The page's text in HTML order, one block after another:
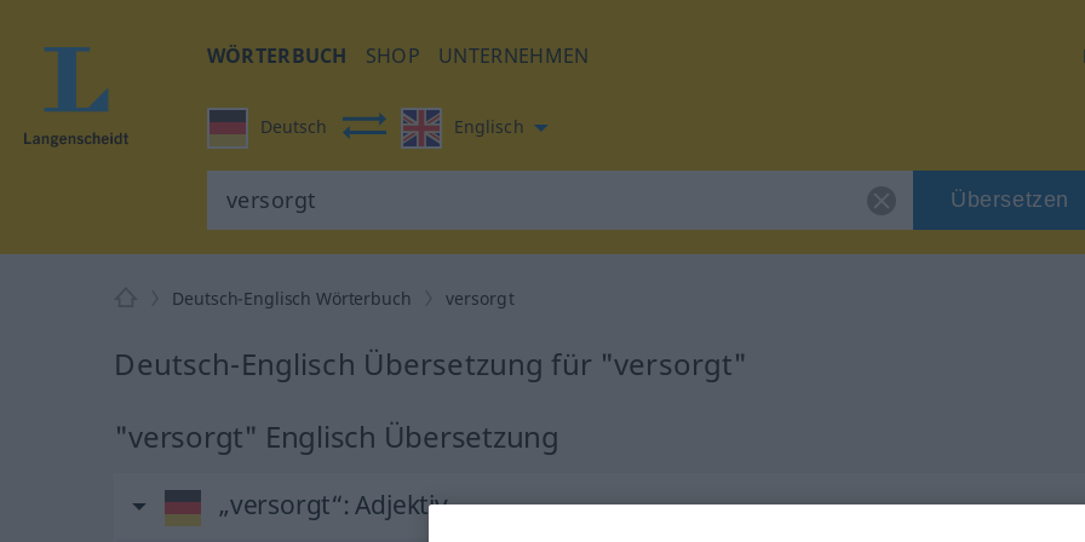
WÖRTERBUCH SHOP UNTERNEHMEN
Deutsch Englisch
Übersetzen
Deutsch-Englisch Wörterbuch versorgt
Deutsch-Englisch Übersetzung für "versorgt"
"versorgt" Englisch Übersetzung
„versorgt“: Adjektiv